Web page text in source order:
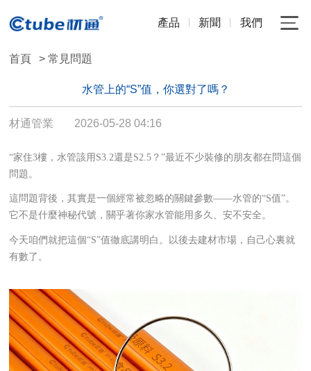
產品 新聞 我們
首頁 > 常見問題
水管上的“S”值，你選對了嗎？
材通管業 2026-05-28 04:16
“家住3樓，水管該用S3.2還是S2.5？”最近不少裝修的朋友都在問這個
問題。
這問題背後，其實是一個經常被忽略的關鍵參數——水管的“S值”。
它不是什麼神秘代號，關乎著你家水管能用多久、安不安全。
今天咱們就把這個“S”值徹底講明白。以後去建材市場，自己心裏就
有數了。